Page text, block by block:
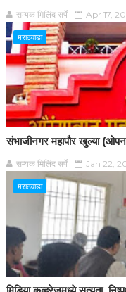
सम्यक मिलिंद सर्पे Apr 17,
मराठवाडा
संभाजीनगर महापौर खुल्या
सम्यक मिलिंद सर्पे Jan 22,
मराठवाडा